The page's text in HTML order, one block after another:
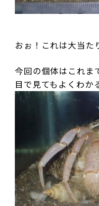
おぉ！これは大当た
今回の個体はこれま
目で見てもよくわか